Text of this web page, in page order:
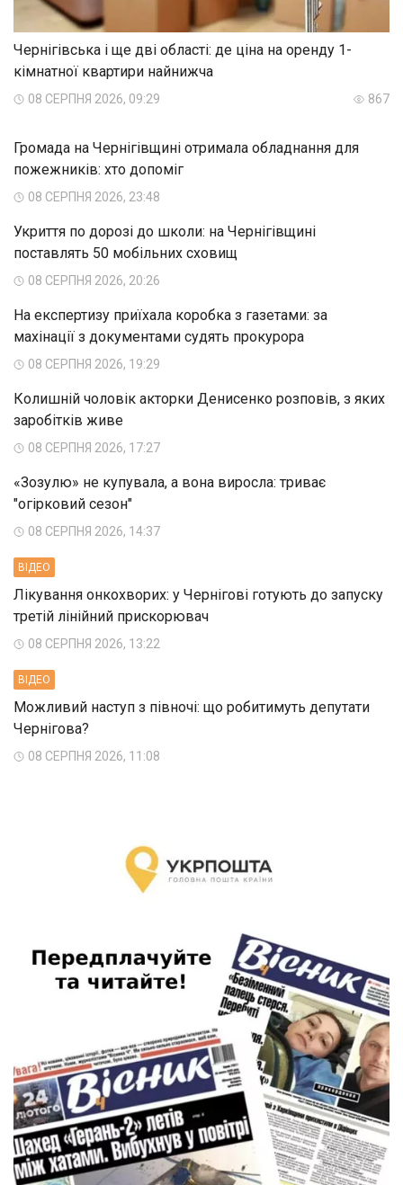
Чернігівська і ще дві області: де ціна на оренду 1-
кімнатної квартири найнижча
08 СЕРПНЯ 2026, 09:29 867
Громада на Чернігівщині отримала обладнання для
пожежників: хто допоміг
08 СЕРПНЯ 2026, 23:48
Укриття по дорозі до школи: на Чернігівщині
поставлять 50 мобільних сховищ
08 СЕРПНЯ 2026, 20:26
На експертизу приїхала коробка з газетами: за
махінації з документами судять прокурора
08 СЕРПНЯ 2026, 19:29
Колишній чоловік акторки Денисенко розповів, з яких
заробітків живе
08 СЕРПНЯ 2026, 17:27
«Зозулю» не купувала, а вона виросла: триває
"огірковий сезон"
08 СЕРПНЯ 2026, 14:37
ВIДЕО
Лікування онкохворих: у Чернігові готують до запуску
третій лінійний прискорювач
08 СЕРПНЯ 2026, 13:22
ВIДЕО
Можливий наступ з півночі: що робитимуть депутати
Чернігова?
08 СЕРПНЯ 2026, 11:08